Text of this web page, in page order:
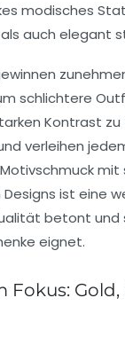
modisches
auch elegant
schlichtere
Kontrast zu
verleihen
mit
ist eine
betont und
eignet.
Fokus: